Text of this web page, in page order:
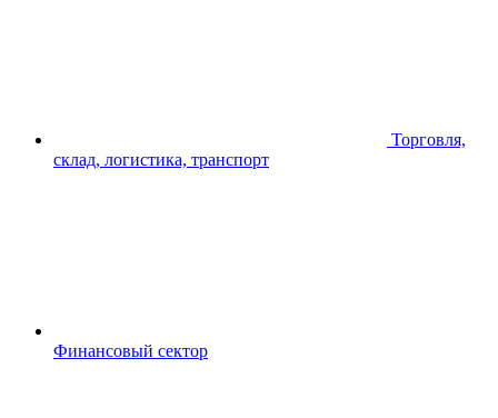
Торговля,
склад, логистика, транспорт
Финансовый сектор